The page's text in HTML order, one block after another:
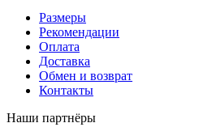
Размеры
Рекомендации
Оплата
Доставка
Обмен и возврат
Контакты
Наши партнёры